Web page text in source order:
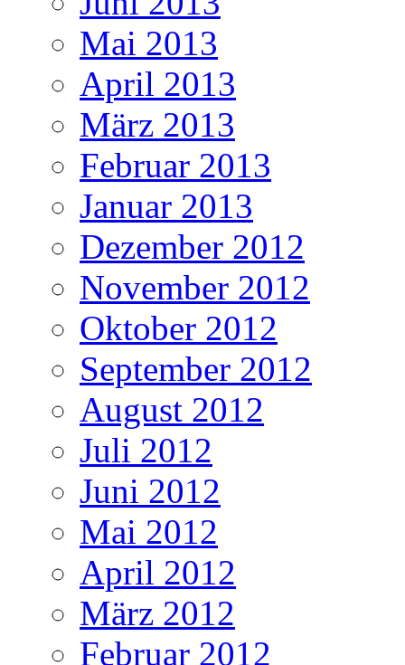
Mai 2013
April 2013
März 2013
Februar 2013
Januar 2013
Dezember 2012
November 2012
Oktober 2012
September 2012
August 2012
Juli 2012
Juni 2012
Mai 2012
April 2012
März 2012
Februar 2012